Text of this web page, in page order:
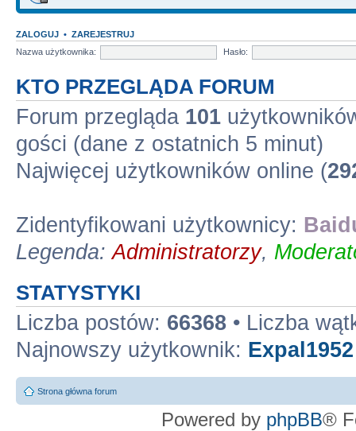
ZALOGUJ • ZAREJESTRUJ
Nazwa użytkownika:
Hasło:
KTO PRZEGLĄDA FORUM
Forum przegląda 101
gości (dane z ostatnich 5 minut)
Najwięcej użytkowników online (
Zidentyfikowani użytkownicy:
Legenda:Administratorzy,
STATYSTYKI
Liczba postów: 66368 • Liczba
Najnowszy użytkownik: Expal1952
Strona główna forum
Powered by phpBB®